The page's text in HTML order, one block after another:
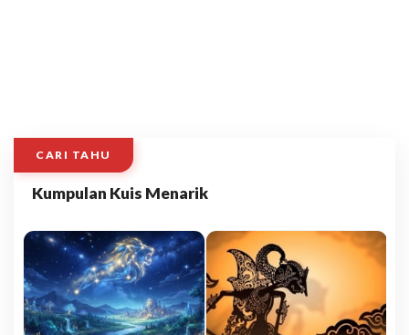
CARI TAHU
Kumpulan Kuis Menarik